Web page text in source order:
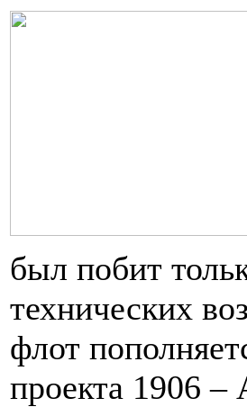
был побит
технических
флот
проекта 1906 –